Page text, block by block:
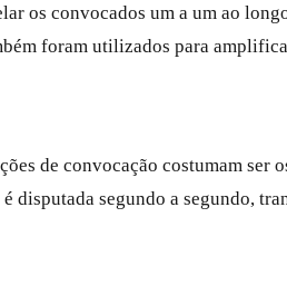
os convocados um a um ao
foram utilizados para
de convocação costumam
disputada segundo a segundo,